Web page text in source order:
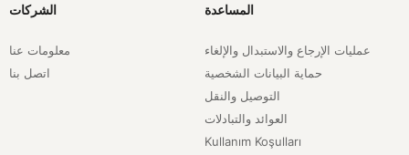
الشركات
معلومات عنا
اتصل بنا
المساعدة
عمليات الإرجاع والاستبدال والإلغاء
حماية البيانات الشخصية
التوصيل والنقل
العوائد والتبادلات
Kullanım Koşulları